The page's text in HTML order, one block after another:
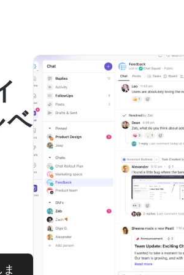
ベ